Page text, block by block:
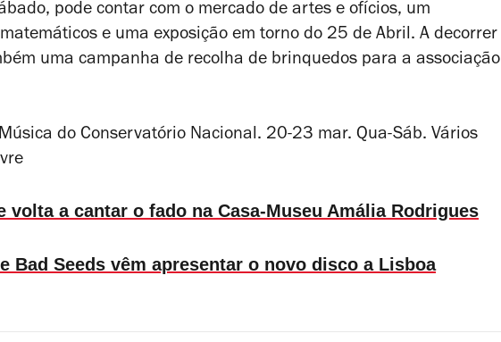
pode contar com o mercado de artes e ofícios, um
e uma exposição em torno do 25 de Abril. A decorrer
uma campanha de recolha de brinquedos para a associação
do Conservatório Nacional. 20-23 mar. Qua-Sáb. Vários
volta a cantar o fado na Casa-Museu Amália Rodrigues
Bad Seeds vêm apresentar o novo disco a Lisboa